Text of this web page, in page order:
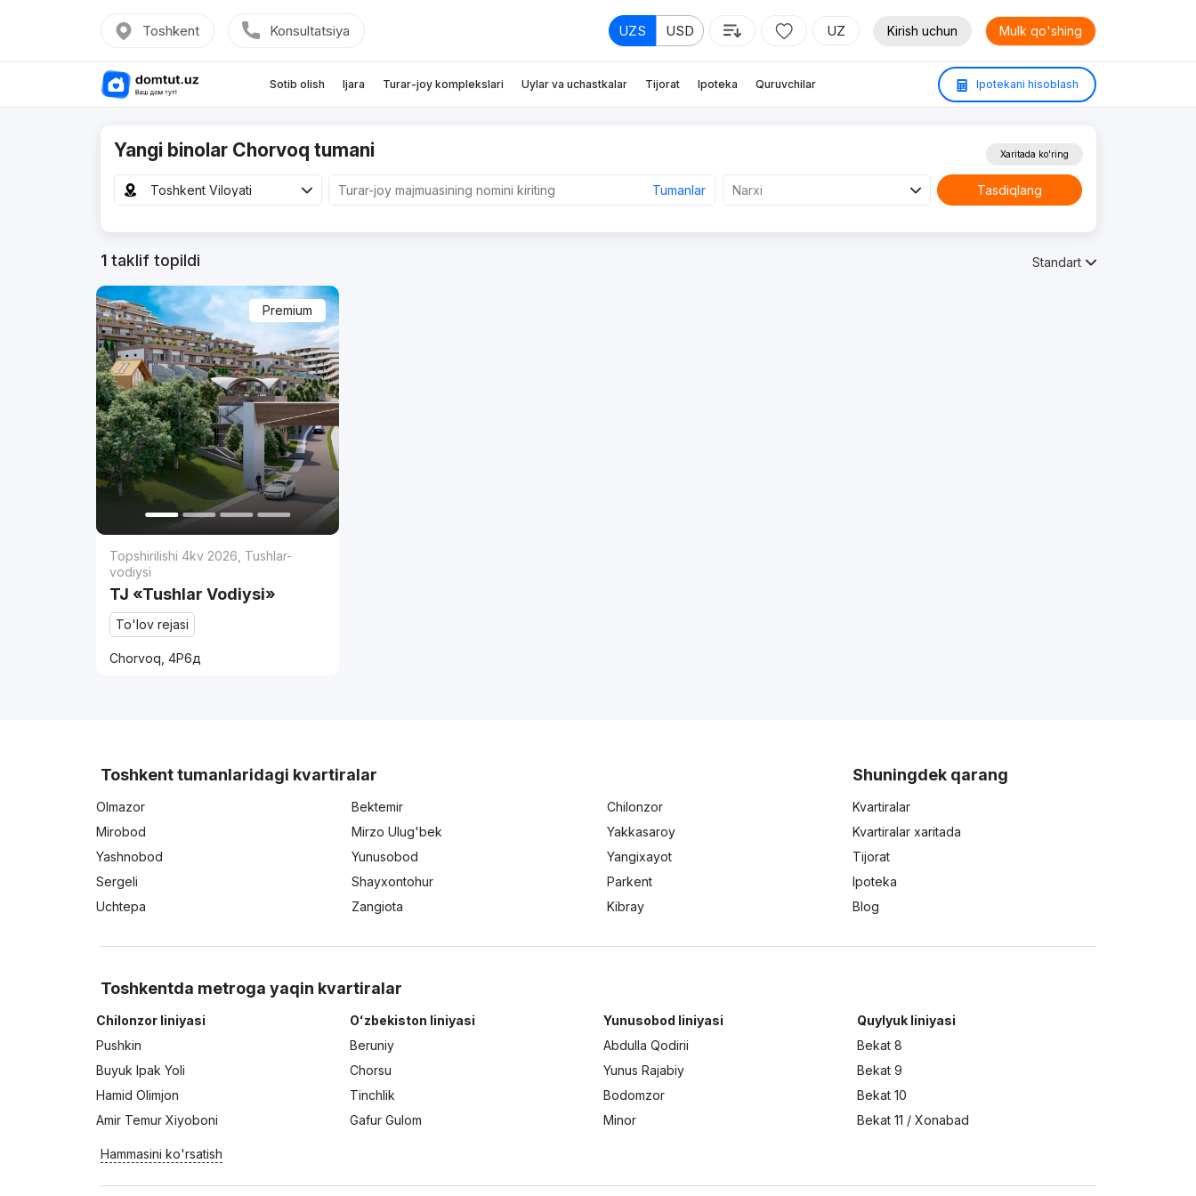
Toshkent Konsultatsiya UZS USD UZ Kirish uchun Mulk qo'shing
Sotib olish Ijara Turar-joy komplekslari Uylar va uchastkalar Tijorat Ipoteka Quruvchilar Ipotekani hisoblash
Yangi binolar Chorvoq tumani
Toshkent Viloyati Tumanlar Narxi
Xaritada ko'ring
Tasdiqlang
1taklif topildi Standart
Premium
Topshirilishi 4kv 2026 Tushlar-
vodiysi
TJ «Tushlar Vodiysi»
To'lov rejasi
Chorvoq, 4Р6д
Toshkent tumanlaridagi kvartiralar
Olmazor Bektemir
Chilonzor
Mirobod
Mirzo Ulug'bek
Yakkasaroy
Yashnobod
Yunusobod
Yangixayot
Sergeli
Shayxontohur
Parkent
Uchtepa
Zangiota Kibray
Shuningdek qarang
Kvartiralar
Kvartiralar xaritada
Tijorat
Ipoteka
Blog
Toshkentda metroga yaqin kvartiralar
Chilonzor liniyasi
Pushkin
Buyuk Ipak Yoli
Hamid Olimjon
Amir Temur Xiyoboni
Oʻzbekiston liniyasi
Beruniy
Chorsu
Tinchlik
Gafur Gulom
Yunusobod liniyasi
Abdulla Qodirii
Yunus Rajabiy
Bodomzor
Minor
Quylyuk liniyasi
Bekat 8
Bekat 9
Bekat 10
Bekat 11 / Xonabad
Hammasini ko'rsatish